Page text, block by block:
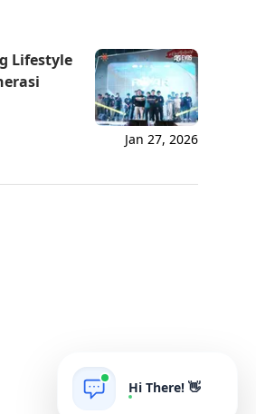
Lifestyle
Jan 27, 2026
Hi There! 👋